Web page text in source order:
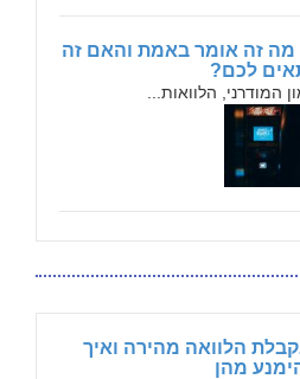
מה זה אומר באמת והאם זה
לכם?
המודרני, הלוואות...
בקבלת הלוואה מהירה ואיך
מהן